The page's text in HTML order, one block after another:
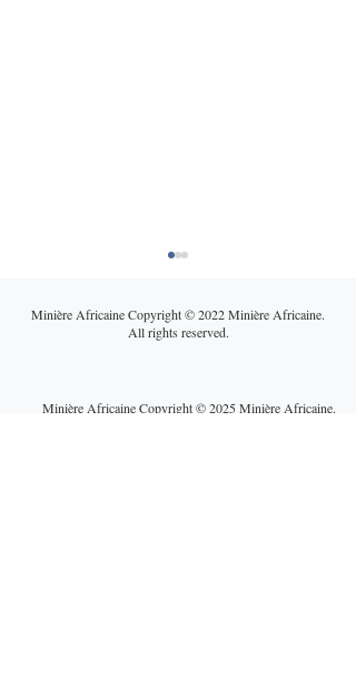
Minière Africaine Copyright © 2022 Minière Africaine.
All rights reserved.
Minière Africaine Copyright © 2025 Minière Africaine.